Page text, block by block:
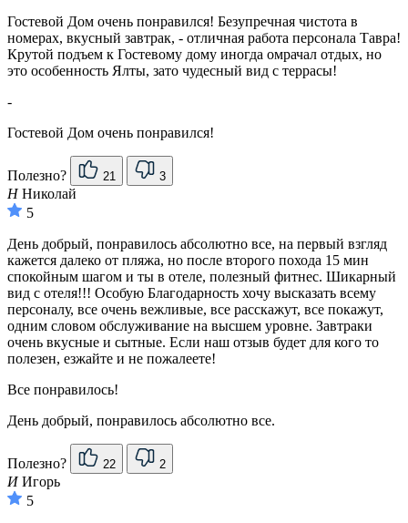
Гостевой Дом очень понравился! Безупречная чистота в
номерах, вкусный завтрак, - отличная работа персонала Тавра!
Крутой подъем к Гостевому дому иногда омрачал отдых, но
это особенность Ялты, зато чудесный вид с террасы!
-
Гостевой Дом очень понравился!
Полезно? 21 3
ННиколай
5
День добрый, понравилось абсолютно все, на первый взгляд
кажется далеко от пляжа, но после второго похода 15 мин
спокойным шагом и ты в отеле, полезный фитнес. Шикарный
вид с отеля!!! Особую Благодарность хочу высказать всему
персоналу, все очень вежливые, все расскажут, все покажут,
одним словом обслуживание на высшем уровне. Завтраки
очень вкусные и сытные. Если наш отзыв будет для кого то
полезен, езжайте и не пожалеете!
Все понравилось!
День добрый, понравилось абсолютно все.
Полезно? 22 2
ИИгорь
5